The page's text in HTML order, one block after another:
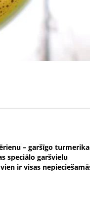
– garšīgo turmerika
speciālo garšvielu
ir visas